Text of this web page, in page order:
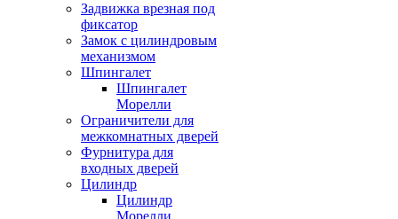
Задвижка врезная под
фиксатор
Замок с цилиндровым
механизмом
Шпингалет
Шпингалет
Морелли
Ограничители для
межкомнатных дверей
Фурнитура для
входных дверей
Цилиндр
Цилиндр
Морелли